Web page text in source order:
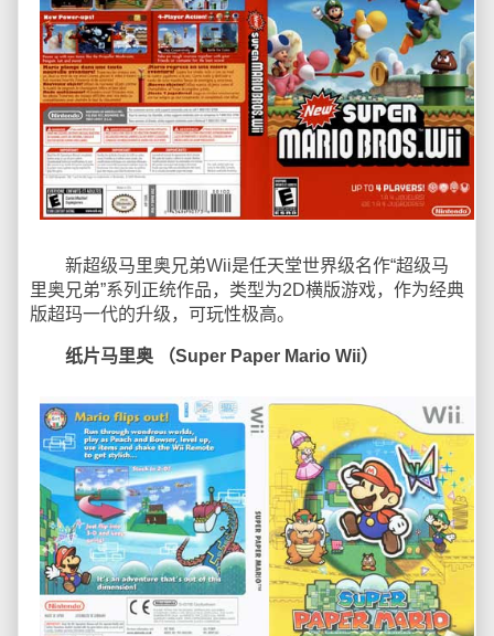
新超级马里奥兄弟Wii是任天堂世界级名作“超级马
里奥兄弟”系列正统作品，类型为2D横版游戏，作为经典
版超玛一代的升级，可玩性极高。
纸片马里奥 （Super Paper Mario Wii）